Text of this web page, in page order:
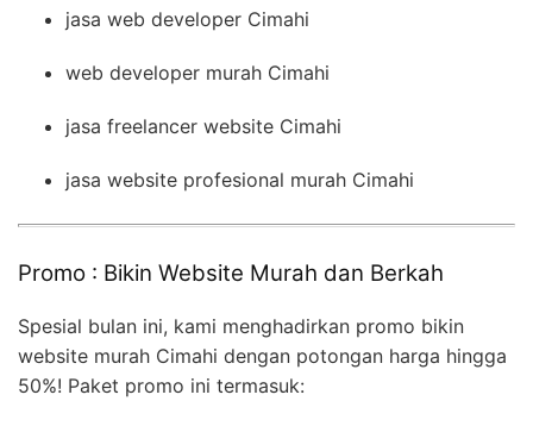
jasa web developer Cimahi
web developer murah Cimahi
jasa freelancer website Cimahi
jasa website profesional murah Cimahi
Promo : Bikin Website Murah dan Berkah
Spesial bulan ini, kami menghadirkan promo bikin
website murah Cimahi dengan potongan harga hingga
50%! Paket promo ini termasuk: